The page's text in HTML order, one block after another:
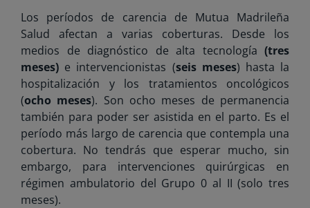
Los períodos de carencia de Mutua Madrileña
Salud afectan a varias coberturas. Desde los
medios de diagnóstico de alta tecnología (tres
meses) e intervencionistas (seis meses) hasta la
hospitalización y los tratamientos oncológicos
(ocho meses). Son ocho meses de permanencia
también para poder ser asistida en el parto. Es el
período más largo de carencia que contempla una
cobertura. No tendrás que esperar mucho, sin
embargo, para intervenciones quirúrgicas en
régimen ambulatorio del Grupo 0 al II (solo tres
meses).